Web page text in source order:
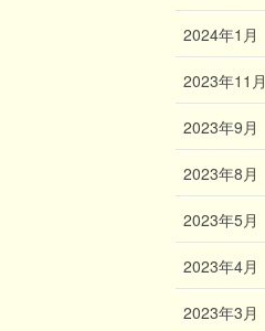
2024年1月
2023年11月
2023年9月
2023年8月
2023年5月
2023年4月
2023年3月